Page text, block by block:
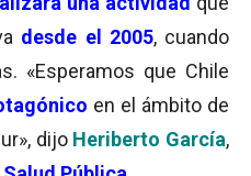
d esde el 2005, cuando
«Esperamos que Chile
en el ámbito de
dijoHeriberto García,